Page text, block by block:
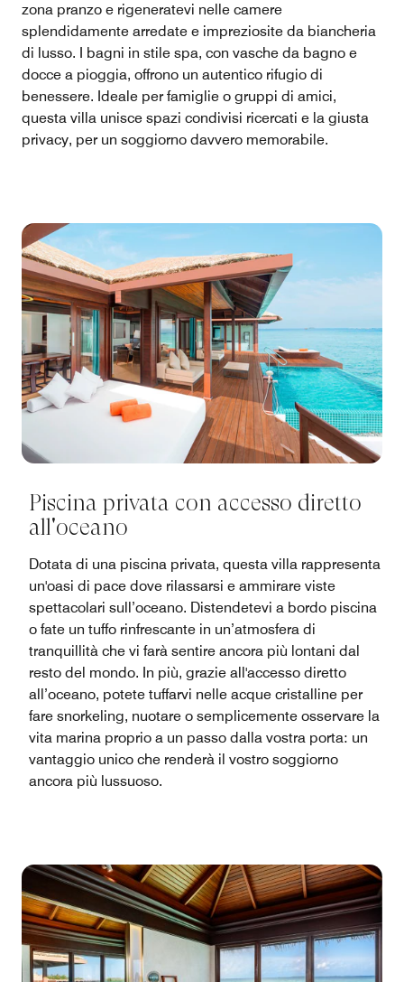
zona pranzo e rigeneratevi nelle camere
splendidamente arredate e impreziosite da biancheria
di lusso. I bagni in stile spa, con vasche da bagno e
docce a pioggia, offrono un autentico rifugio di
benessere. Ideale per famiglie o gruppi di amici,
questa villa unisce spazi condivisi ricercati e la giusta
privacy, per un soggiorno davvero memorabile.
Piscina privata con accesso diretto
all'oceano
Dotata di una piscina privata, questa villa rappresenta
un'oasi di pace dove rilassarsi e ammirare viste
spettacolari sull’oceano. Distendetevi a bordo piscina
o fate un tuffo rinfrescante in un’atmosfera di
tranquillità che vi farà sentire ancora più lontani dal
resto del mondo. In più, grazie all'accesso diretto
all’oceano, potete tuffarvi nelle acque cristalline per
fare snorkeling, nuotare o semplicemente osservare la
vita marina proprio a un passo dalla vostra porta: un
vantaggio unico che renderà il vostro soggiorno
ancora più lussuoso.